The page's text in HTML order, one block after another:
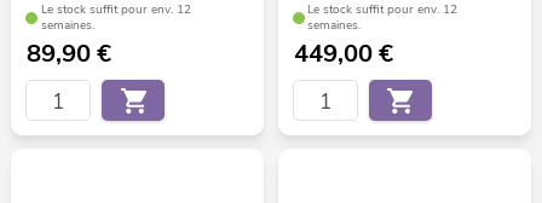
Le stock suffit pour env. 12
semaines.
89,90€
Le stock suffit pour env. 12
semaines.
449,00€